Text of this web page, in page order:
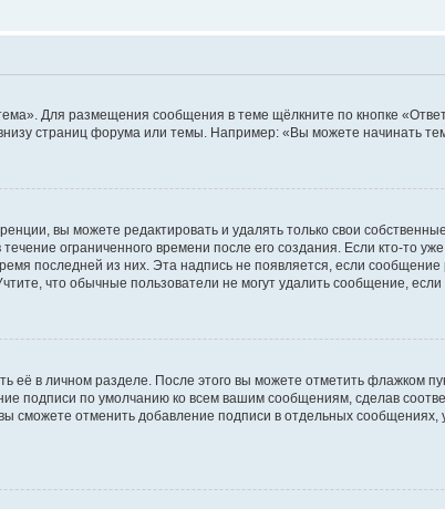
Для размещения сообщения в теме щёлкните по кнопке
страниц форума или темы. Например: «Вы можете начинать
вы можете редактировать и удалять только свои
ограниченного времени после его создания. Если кто-то
последней из них. Эта надпись не появляется, если
что обычные пользователи не могут удалить сообщение, если
её в личном разделе. После этого вы можете отметить флажком
подписи по умолчанию ко всем вашим сообщениям, сделав
сможете отменить добавление подписи в отдельных сообщениях,